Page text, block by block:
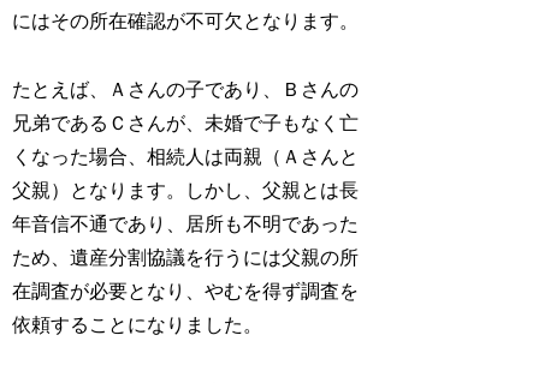
にはその所在確認が不可欠となります。
たとえば、Ａさんの子であり、Ｂさんの
兄弟であるＣさんが、未婚で子もなく亡
くなった場合、相続人は両親（Ａさんと
父親）となります。しかし、父親とは長
年音信不通であり、居所も不明であった
ため、遺産分割協議を行うには父親の所
在調査が必要となり、やむを得ず調査を
依頼することになりました。